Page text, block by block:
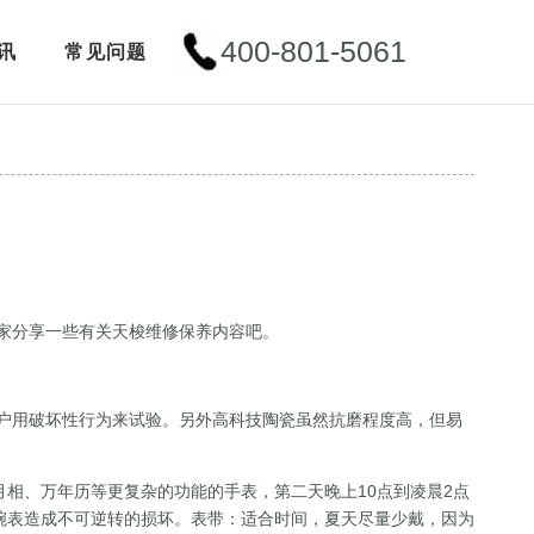
常见问题 400-801-5061
享一些有关天梭维修保养内容吧。
破坏性行为来试验。另外高科技陶瓷虽然抗磨程度高，但易
万年历等更复杂的功能的手表，第二天晚上10点到凌晨2点
造成不可逆转的损坏。表带：适合时间，夏天尽量少戴，因为